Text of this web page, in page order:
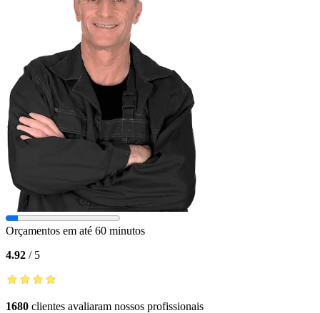
Orçamentos em até 60 minutos
4.92 / 5
1680 clientes avaliaram nossos profissionais